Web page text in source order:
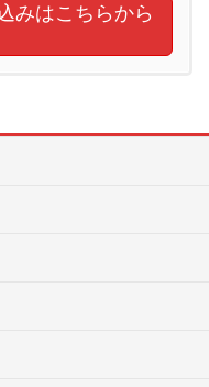
みはこちらから